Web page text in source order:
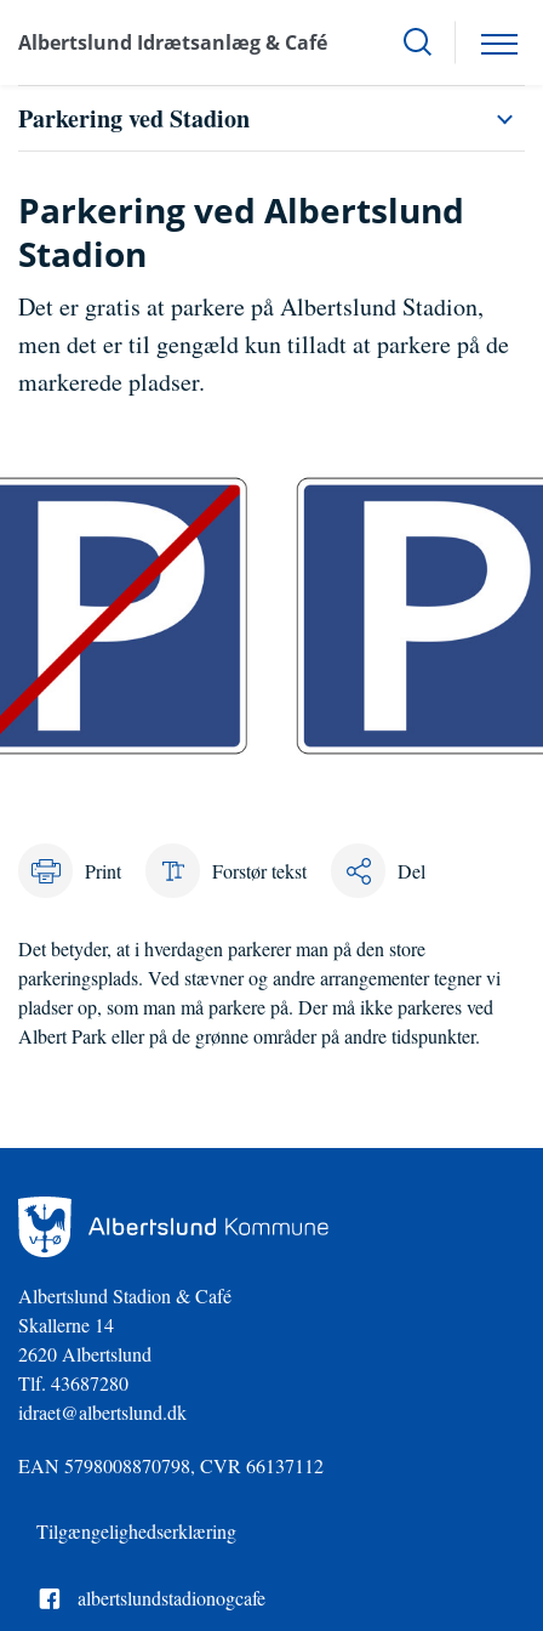
Albertslund Idrætsanlæg & Café
Parkering ved Stadion
Parkering ved Albertslund
Stadion
Det er gratis at parkere på Albertslund Stadion,
men det er til gengæld kun tilladt at parkere på de
markerede pladser.
Print Forstør tekst Del
Det betyder, at i hverdagen parkerer man på den store
parkeringsplads. Ved stævner og andre arrangementer tegner vi
pladser op, som man må parkere på. Der må ikke parkeres ved
Albert Park eller på de grønne områder på andre tidspunkter.
Albertslund Stadion & Café
Skallerne 14
2620 Albertslund
Tlf. 43687280
idraet@albertslund.dk
EAN 5798008870798, CVR 66137112
Tilgængelighedserklæring
albertslundstadionogcafe